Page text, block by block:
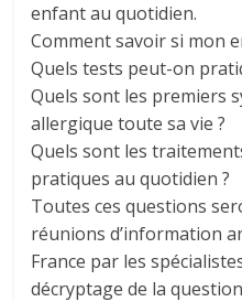
enfant au quotidien.
Comment savoir si mon
Quels tests peut-on
Quels sont les premiers
allergique toute sa vie ?
Quels sont les
pratiques au quotidien ?
Toutes ces questions
réunions d’information
France par les
décryptage de la